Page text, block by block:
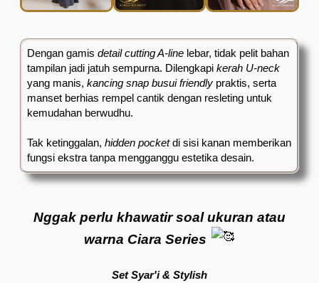
Dengan gamis detail cutting A-line lebar, tidak pelit bahan
tampilan jadi jatuh sempurna. Dilengkapi kerah U-neck
yang manis, kancing snap busui friendly praktis, serta
manset berhias rempel cantik dengan resleting untuk
kemudahan berwudhu.
Tak ketinggalan, hidden pocketdi sisi kanan memberikan
fungsi ekstra tanpa mengganggu estetika desain.
Nggak perlu khawatir soal ukuran atau
warna Ciara Series
Set Syar'i & Stylish